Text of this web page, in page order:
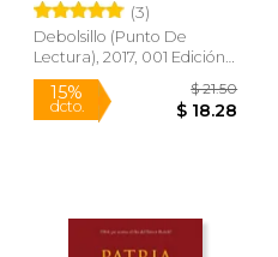
(3)
Debolsillo (Punto De
Lectura), 2017, 001 Edición,
Tapa Blanda, Nuevo